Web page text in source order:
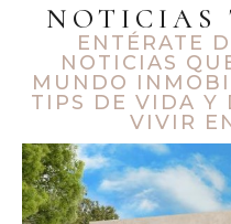
NOTICIAS
ENTÉRATE
NOTICIAS
MUNDO
TIPS DE VIDA Y
VIVIR